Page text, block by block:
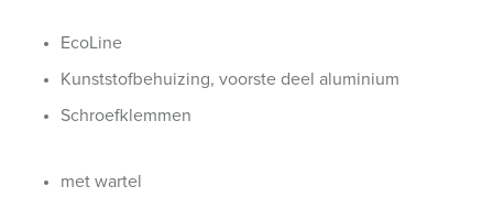
EcoLine
Kunststofbehuizing, voorste deel aluminium
Schroefklemmen
met wartel